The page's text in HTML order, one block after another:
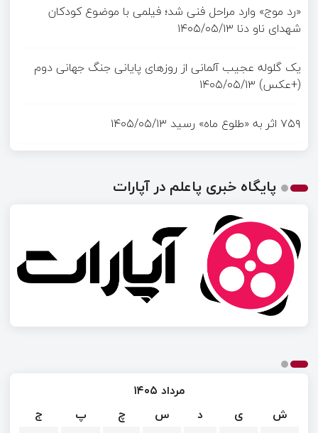
«رد موج» وارد مراحل فنی شد؛ فیلمی با موضوع کودکان
شهدای ناو دنا ۱۴۰۵/۰۵/۱۳
یک گلوله عجیب آلمانی از روزهای پایانی جنگ جهانی دوم
(+عکس) ۱۴۰۵/۰۵/۱۳
۷۵۹ اثر به «طلوع ماه» رسید
۱۴۰۵/۰۵/۱۳
پایگاه خبری پاعلم در آپارات
مرداد ۱۴۰۵
ش
ی د س چ پ
ج